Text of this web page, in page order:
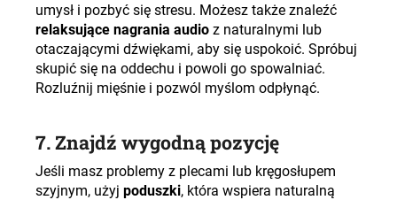
umysł i pozbyć się stresu. Możesz także znaleźć
relaksujące nagrania audio z naturalnymi lub
otaczającymi dźwiękami, aby się uspokoić. Spróbuj
skupić się na oddechu i powoli go spowalniać.
Rozluźnij mięśnie i pozwól myślom odpłynąć.
7. Znajdź wygodną pozycję
Jeśli masz problemy z plecami lub kręgosłupem
szyjnym, użyj poduszki, która wspiera naturalną